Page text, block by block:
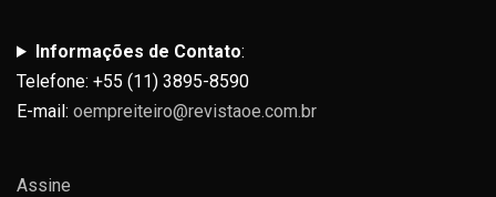
Informações de Contato:
Telefone: +55 (11) 3895-8590
E-mail: oempreiteiro@revistaoe.com.br
Assine